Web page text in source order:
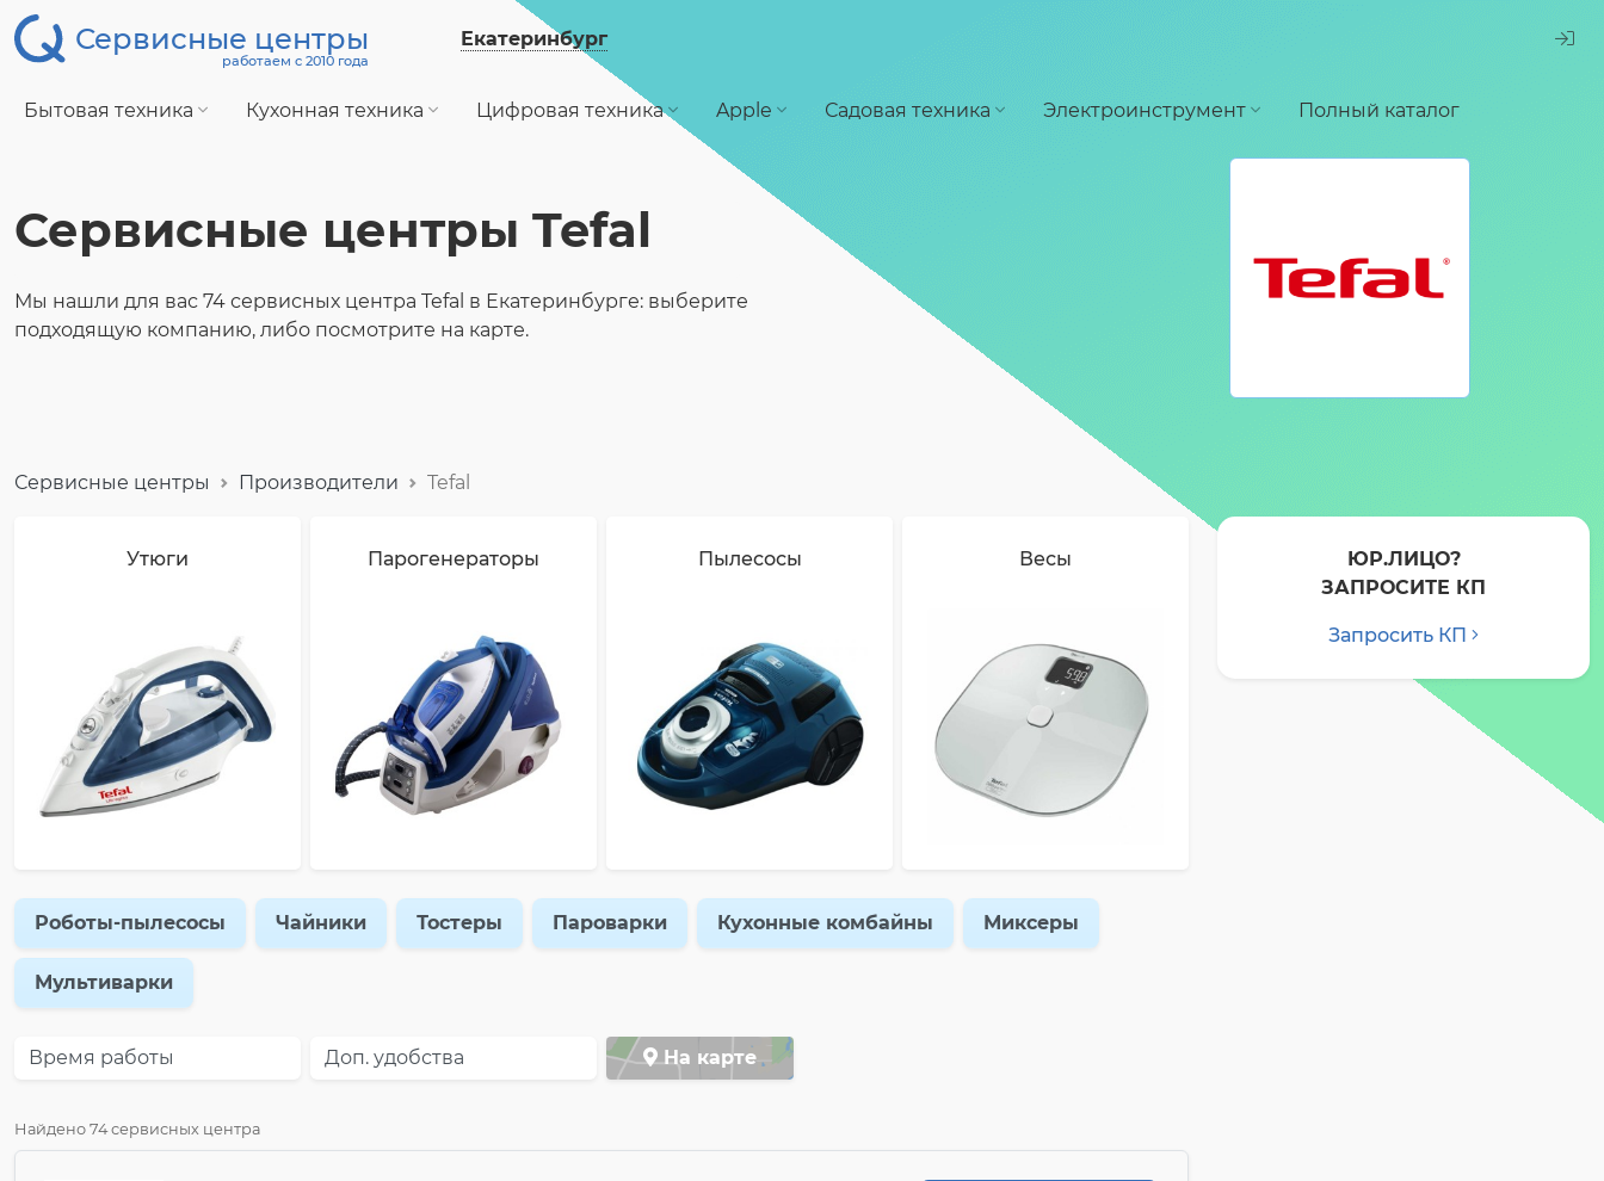
Сервисные центры
работаем с 2010 года
Екатеринбург
Бытовая техника Кухонная техника Цифровая техника Apple Садовая техника Электроинструмент Полный каталог
Сервисные центры Tefal
Мы нашли для вас 74 сервисных центра Tefal в Екатеринбурге: выберите
подходящую компанию, либо посмотрите на карте.
Сервисные центры Производители Tefal
Утюги Парогенераторы Пылесосы Весы
Роботы-пылесосы Чайники Тостеры Пароварки Кухонные комбайны Миксеры
Мультиварки
Время работы Доп. удобства На карте
Найдено 74 сервисных центра
ЮР.ЛИЦО?
ЗАПРОСИТЕ КП
Запросить КП